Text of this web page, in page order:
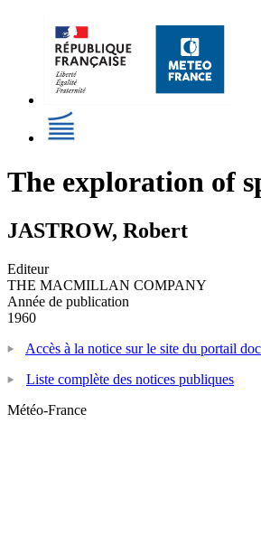
The exploration of
JASTROW, Robert
Editeur
THE MACMILLAN COMPANY
Année de publication
1960
Accès à la notice sur le site du portail
Liste complète des notices publiques
Météo-France